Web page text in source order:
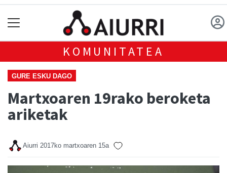
KOMUNITATEA
GURE ESKU DAGO
Martxoaren 19rako beroketa
ariketak
Aiurri 2017ko martxoaren 15a